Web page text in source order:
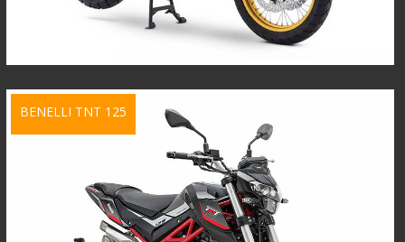
BENELLI TNT 125